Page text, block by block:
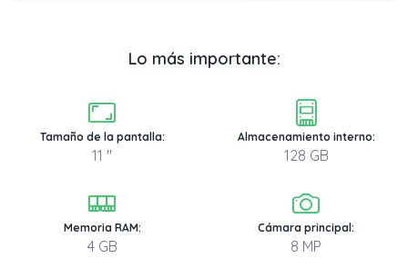
Lo más importante:
Tamaño de la pantalla:
11 "
Almacenamiento interno:
128 GB
Memoria RAM:
4 GB
Cámara principal:
8 MP